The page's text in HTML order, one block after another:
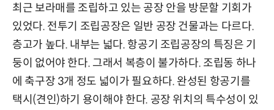
최근 보라매를 조립하고 있는 공장 안을 방문할 기회가
있었다. 전투기 조립공장은 일반 공장 건물과는 다르다.
층고가 높다. 내부는 넓다. 항공기 조립공장의 특징은 기
둥이 없어야 한다. 그래서 복층이 불가하다. 조립동 하나
에 축구장 3개 정도 넓이가 필요하다. 완성된 항공기를
택시(견인)하기 용이해야 한다. 공장 위치의 특수성이 있